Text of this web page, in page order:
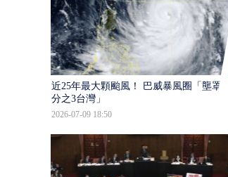
近25年最大顆颱風！ 巴威暴風圈「壟罩4
分之3台灣」
2026-07-09 18:50